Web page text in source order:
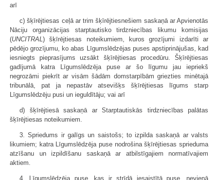
arī
c) šķīrējtiesas ceļā ar trim šķīrējtiesnešiem saskaņā ar Apvienotās
Nāciju organizācijas starptautisko tirdzniecības likumu komisijas
(UNCITRAL) šķīrējtiesas noteikumiem, kuros grozījumi izdarīti ar
pēdējo grozījumu, ko abas Līgumslēdzējas puses apstiprinājušas, kad
iesniegts pieprasījums uzsākt šķīrējtiesas procedūru. Šķīrējtiesas
gadījumā katra Līgumslēdzēja puse ar šo līgumu jau iepriekš
negrozāmi piekrīt ar visām šādām domstarpībām griezties minētajā
tribunālā, pat ja nepastāv atsevišķs šķīrējtiesas līgums starp
Līgumslēdzēju pusi un ieguldītāju; vai arī
d) šķīrējtiesā saskaņā ar Starptautiskās tirdzniecības palātas
šķīrējtiesas noteikumiem.
3. Spriedums ir galīgs un saistošs; to izpilda saskaņā ar valsts
likumiem; katra Līgumslēdzēja puse nodrošina šķīrējtiesas sprieduma
atzīšanu un izpildīšanu saskaņā ar atbilstīgajiem normatīvajiem
aktiem.
4. Līgumslēdzēja puse, kas ir strīdā iesaistītā puse, nevienā